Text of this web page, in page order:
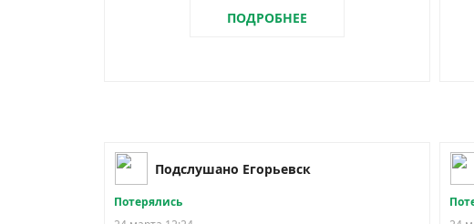
ПОДРОБНЕЕ
Подслушано Егорьевск
Потерялись